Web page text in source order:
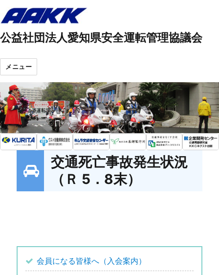
公益社団法人愛知県安全運転管理協議会
メニュー
交通死亡事故発生状況
（Ｒ 5．8末）
会員になる皆様へ（入会案内）